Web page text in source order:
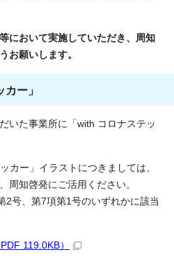
において実施していただき、周知
お願いします。
ー」
いた事業所に「with コロナステッ
カー」イラストにつきましては、
周知啓発にご活用ください。
2号、第7項第1号のいずれかに該当
119.0KB）